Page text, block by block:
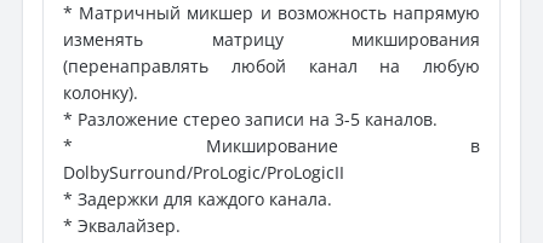
* Матричный микшер и возможность напрямую
изменять матрицу микширования
(перенаправлять любой канал на любую
колонку).
* Разложение стерео записи на 3-5 каналов.
* Микширование в
DolbySurround/ProLogic/ProLogicII
* Задержки для каждого канала.
* Эквалайзер.